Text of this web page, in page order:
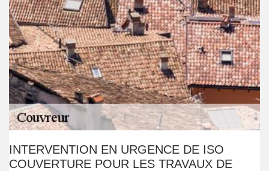
INTERVENTION EN URGENCE DE ISO
COUVERTURE POUR LES TRAVAUX DE